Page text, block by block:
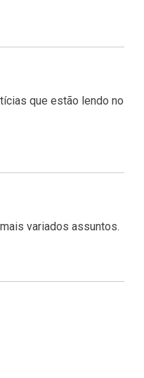
que estão lendo no
variados assuntos.